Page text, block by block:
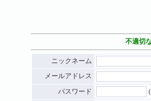
不適切
ニックネーム
メールアドレス
パスワード